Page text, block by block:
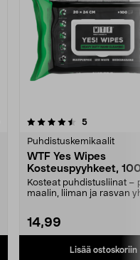
5arvostelut
Puhdistuskemikaalit
WTF Yes Wipes
Kosteuspyyhkeet,
Kosteat puhdistusliinat –
maalin, liiman ja rasvan
14,99
Lisää ostoskoriin
4.5 viidestä